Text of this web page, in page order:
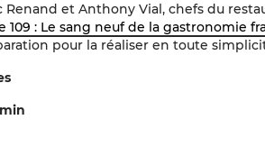
et Anthony Vial, chefs du
109 : Le sang neuf de la gastronomie
pour la réaliser en toute